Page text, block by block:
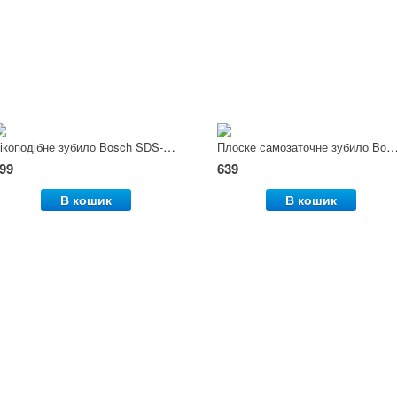
Пікоподібне зубило Bosch SDS-max, 400 мм
В кошик
Плоске самозаточне зубило
639
В кошик